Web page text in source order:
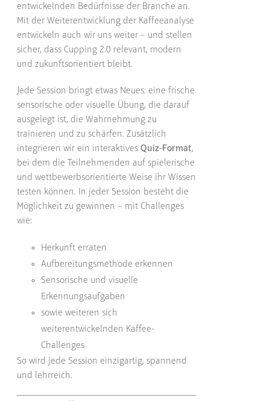
entwickelnden Bedürfnisse der Branche an.
Mit der Weiterentwicklung der Kaffeeanalyse
entwickeln auch wir uns weiter – und stellen
sicher, dass Cupping 2.0 relevant, modern
und zukunftsorientiert bleibt.
Jede Session bringt etwas Neues: eine frische
sensorische oder visuelle Übung, die darauf
ausgelegt ist, die Wahrnehmung zu
trainieren und zu schärfen. Zusätzlich
integrieren wir ein interaktivesQuiz-Format,
bei dem die Teilnehmenden auf spielerische
und wettbewerbsorientierte Weise ihr Wissen
testen können. In jeder Session besteht die
Möglichkeit zu gewinnen – mit Challenges
wie:
Herkunft erraten
Aufbereitungsmethode erkennen
Sensorische und visuelle
Erkennungsaufgaben
sowie weiteren sich
weiterentwickelnden Kaffee-
Challenges
So wird jede Session einzigartig, spannend
und lehrreich.